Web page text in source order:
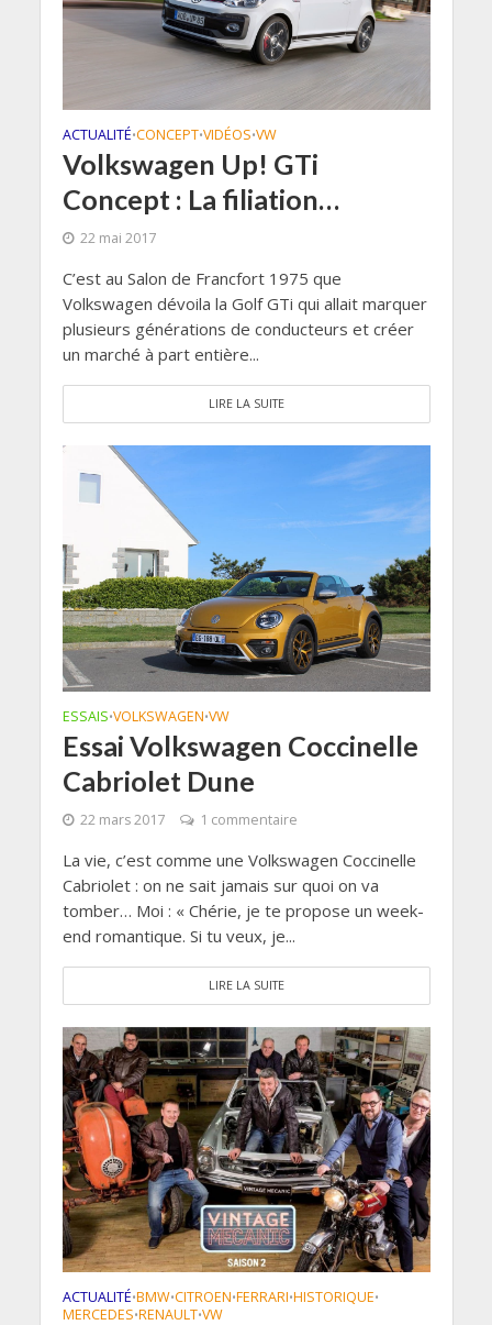
ACTUALITÉ•CONCEPT•VIDÉOS•VW
Volkswagen Up! GTi
Concept : La filiation…
22 mai 2017
C’est au Salon de Francfort 1975 que
Volkswagen dévoila la Golf GTi qui allait marquer
plusieurs générations de conducteurs et créer
un marché à part entière...
LIRE LA SUITE
ESSAIS•VOLKSWAGEN•VW
Essai Volkswagen Coccinelle
Cabriolet Dune
22 mars 2017 1 commentaire
La vie, c’est comme une Volkswagen Coccinelle
Cabriolet : on ne sait jamais sur quoi on va
tomber… Moi : « Chérie, je te propose un week-
end romantique. Si tu veux, je...
LIRE LA SUITE
ACTUALITÉ•BMW•CITROEN•FERRARI•HISTORIQUE•
MERCEDES•RENAULT•VW